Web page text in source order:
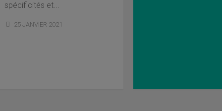
spécificités et...
25 JANVIER 2021